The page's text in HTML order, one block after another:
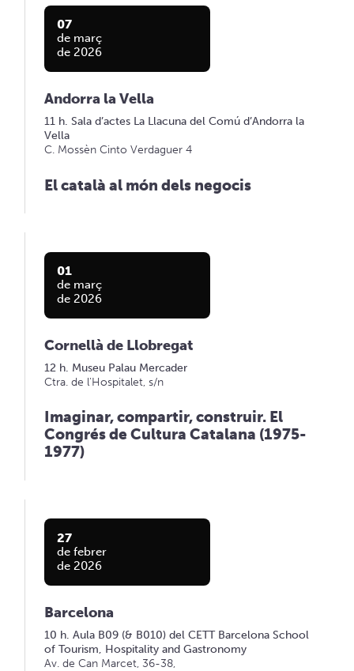
07
de març
de 2026
Andorra la Vella
11 h. Sala d’actes La Llacuna del Comú d’Andorra la
Vella
C. Mossèn Cinto Verdaguer 4
El català al món dels negocis
01
de març
de 2026
Cornellà de Llobregat
12 h. Museu Palau Mercader
Ctra. de l'Hospitalet, s/n
Imaginar, compartir, construir. El
Congrés de Cultura Catalana (1975-
1977)
27
de febrer
de 2026
Barcelona
10 h. Aula B09 (& B010) del CETT Barcelona School
of Tourism, Hospitality and Gastronomy
Av. de Can Marcet, 36-38,